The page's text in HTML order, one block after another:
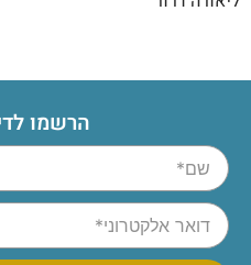
הרשמו